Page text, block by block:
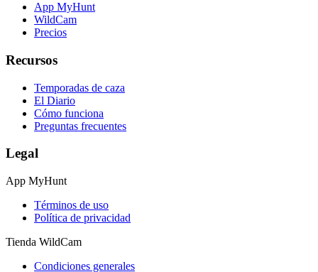
App MyHunt
WildCam
Precios
Recursos
Temporadas de caza
El Diario
Cómo funciona
Preguntas frecuentes
Legal
App MyHunt
Términos de uso
Política de privacidad
Tienda WildCam
Condiciones generales